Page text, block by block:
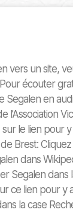
vers un site,
écouter
Segalen en
l’Association
sur le lien pour
Brest:
dans
Segalen dans
ce lien pour y
la case